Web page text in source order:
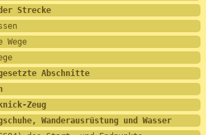
Strecke
Wege
Abschnitte
Zeug
Wanderausrüstung und Wasser